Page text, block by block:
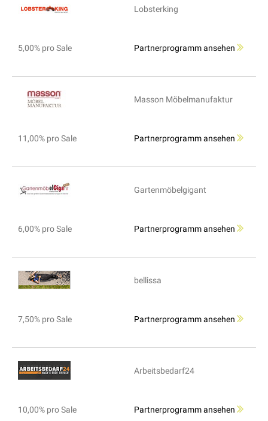
Lobsterking
5,00% pro Sale Partnerprogramm ansehen
Masson Möbelmanufaktur
11,00% pro Sale Partnerprogramm ansehen
Gartenmöbelgigant
6,00% pro Sale Partnerprogramm ansehen
bellissa
7,50% pro Sale Partnerprogramm ansehen
Arbeitsbedarf24
10,00% pro Sale Partnerprogramm ansehen